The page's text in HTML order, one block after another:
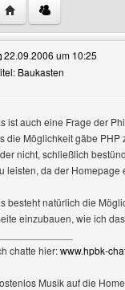
Website dieses
Profile anzeigen
22.09.2006 um 10:25
Baukasten
ist auch eine Frage der
die Möglichkeit gäbe PHP
nicht, schließlich
leisten, da der
besteht natürlich die
einzubauen, wie ich
chatte hier:www.hpbk-
Musik auf die